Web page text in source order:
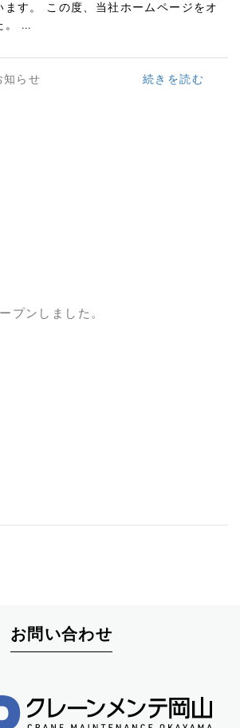
ます。 この度、当社ホームページをオ
。 …
知らせ 続きを読む
プンしました。
お問い合わせ